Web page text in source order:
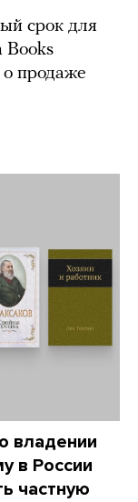
срок для
Books
продаже
владении
в России
частную